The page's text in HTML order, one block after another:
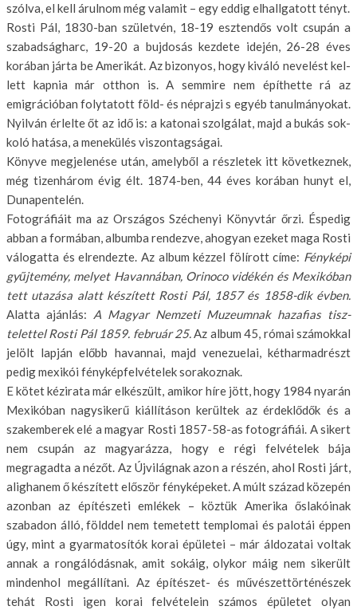
szólva, el kell árulnom még valamit – egy eddig elhallga­tott tényt.
Rosti Pál, 1830-ban születvén, 18-19 esztendős volt csupán a
szabadságharc, 19-20 a bujdosás kezdete idején, 26-28 éves
korában járta be Amerikát. Az bizonyos, hogy kiváló nevelést kel­
lett kapnia már otthon is. A semmire nem építhette rá az
emigrációban foly­tatott föld- és néprajzi s egyéb tanul­mányokat.
Nyilván érlelte őt az idő is: a katonai szolgálat, majd a bukás sok­
koló hatása, a menekülés viszontagsá­gai.
Könyve megjelenése után, amelyből a részletek itt következnek,
még tizenhárom évig élt. 1874-ben, 44 éves korá­ban hunyt el,
Dunapentelén.
Fotográfiáit ma az Országos Széche­nyi Könyvtár őrzi. Éspedig
abban a formában, albumba rendezve, ahogyan ezeket maga Rosti
válogatta és elrendezte. Az album kézzel fölírott címe: Fényképi
gyűjtemény, melyet Havanná­ban, Orinoco vidékén és Mexikóban
tett utazása alatt készített Rosti Pál, 1857 és 1858-dik évben.
Alatta ajánlás: A Ma­gyar Nemzeti Muzeumnak hazafias tisz­
telettel Rosti Pál 1859. február 25.Az album 45, római számokkal
jelölt lap­ján előbb havannai, majd venezuelai, kétharmadrészt
pedig mexikói fényképfelvételek sorakoznak.
E kötet kézirata már elkészült, ami­kor híre jött, hogy 1984 nyarán
Mexi­kóban nagysikerű kiállításon kerültek az érdeklődők és a
szakemberek elé a magyar Rosti 1857-58-as fotográfiái. A sikert
nem csupán az magyarázza, hogy e régi felvételek bája
megragadta a nézőt. Az Újvilágnak azon a részén, ahol Rosti járt,
alighanem ő készített először fényképeket. A múlt század kö­zepén
azonban az építészeti emlékek – köztük Amerika őslakóinak
szabadon álló, földdel nem temetett templomai és palotái éppen
úgy, mint a gyarmato­sítók korai épületei – már áldozatai voltak
annak a rongálódásnak, amit sokáig, olykor máig nem sikerült
min­denhol megállítani. Az építészet- és művészettörténészek
tehát Rosti igen korai felvételein számos épületet olyan